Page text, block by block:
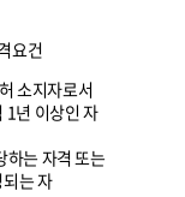
요건
소지자로서
1년 이상인 자
하는 자격 또는
는 자